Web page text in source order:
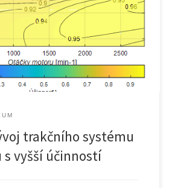
akumulátorového elektrobusu včetně
trakčního systému
vyšší účinností